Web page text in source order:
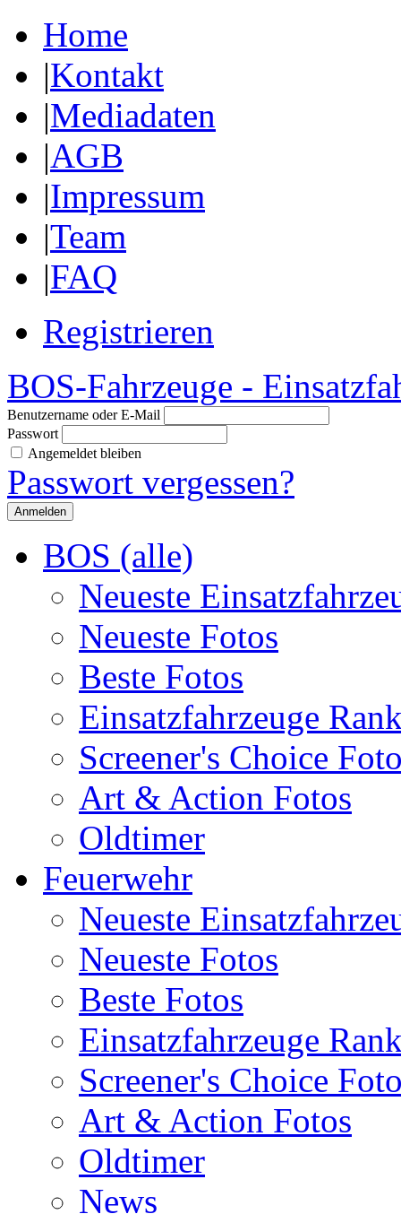
Home
|Kontakt
|Mediadaten
|AGB
|Impressum
|Team
|FAQ
Registrieren
BOS-Fahrzeuge -
Benutzername oder E-Mail
Passwort
Angemeldet bleiben
Passwort vergessen?
BOS (alle)
Neueste
Neueste Fotos
Beste Fotos
Einsatzfahrzeuge
Screener's Choice
Art & Action Fotos
Oldtimer
Feuerwehr
Neueste
Neueste Fotos
Beste Fotos
Einsatzfahrzeuge
Screener's Choice
Art & Action Fotos
Oldtimer
News